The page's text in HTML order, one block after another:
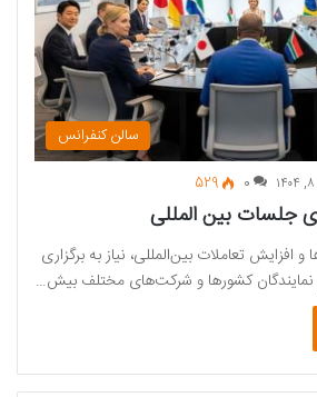
سالن کنفرانس
0
529
جلسات بین المللی
تعاملات بین‌المللی، نیاز به برگزاری
کشورها و شرکت‌های مختلف بیش…